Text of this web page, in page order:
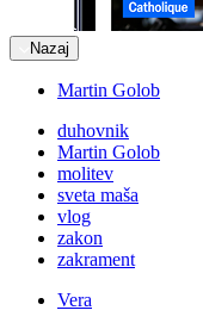
Nazaj
Martin Golob
duhovnik
Martin Golob
molitev
sveta maša
vlog
zakon
zakrament
Vera